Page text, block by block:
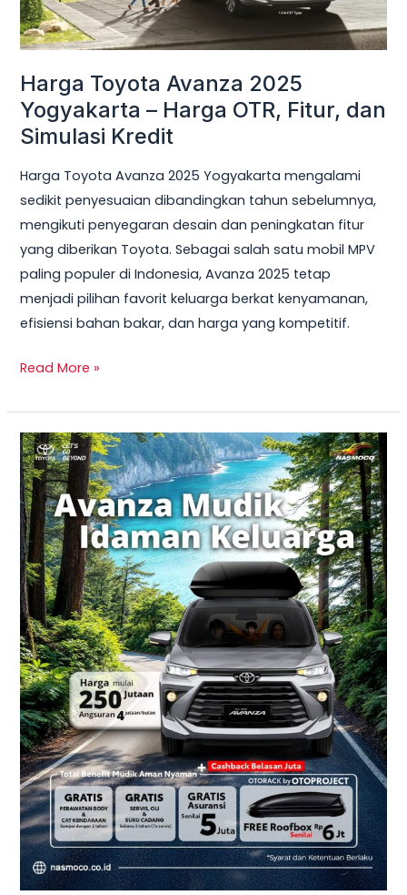
Harga Toyota Avanza 2025
Yogyakarta – Harga OTR, Fitur, dan
Simulasi Kredit
Harga Toyota Avanza 2025 Yogyakarta mengalami
sedikit penyesuaian dibandingkan tahun sebelumnya,
mengikuti penyegaran desain dan peningkatan fitur
yang diberikan Toyota. Sebagai salah satu mobil MPV
paling populer di Indonesia, Avanza 2025 tetap
menjadi pilihan favorit keluarga berkat kenyamanan,
efisiensi bahan bakar, dan harga yang kompetitif.
–
Harga
OTR,
Fitur,
dan
Simulasi
Read More »
Promo
Toyota
Nasmoco
Yogyakarta